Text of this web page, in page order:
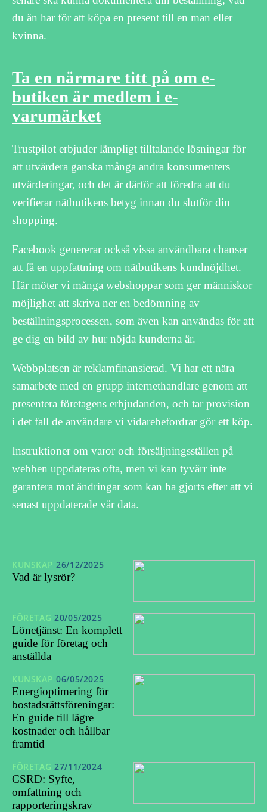
du än har för att köpa en present till en man eller
kvinna.
Ta en närmare titt på om e-
butiken är medlem i e-
varumärket
Trustpilot erbjuder lämpligt tilltalande lösningar för
att utvärdera ganska många andra konsumenters
utvärderingar, och det är därför att föredra att du
verifierar nätbutikens betyg innan du slutför din
shopping.
Facebook genererar också vissa användbara chanser
att få en uppfattning om nätbutikens kundnöjdhet.
Här möter vi många webshoppar som ger människor
möjlighet att skriva ner en bedömning av
beställningsprocessen, som även kan användas för att
ge dig en bild av hur nöjda kunderna är.
Webbplatsen är reklamfinansierad. Vi har ett nära
samarbete med en grupp internethandlare genom att
presentera företagens erbjudanden, och tar provision
i det fall de användare vi vidarebefordrar gör ett köp.
Instruktioner om varor och försäljningsställen på
webben uppdateras ofta, men vi kan tyvärr inte
garantera mot ändringar som kan ha gjorts efter att vi
senast uppdaterade vår data.
KUNSKAP 26/12/2025
Vad är lysrör?
FÖRETAG 20/05/2025
Lönetjänst: En komplett
guide för företag och
anställda
KUNSKAP 06/05/2025
Energioptimering för
bostadsrättsföreningar:
En guide till lägre
kostnader och hållbar
framtid
FÖRETAG 27/11/2024
CSRD: Syfte,
omfattning och
rapporteringskrav